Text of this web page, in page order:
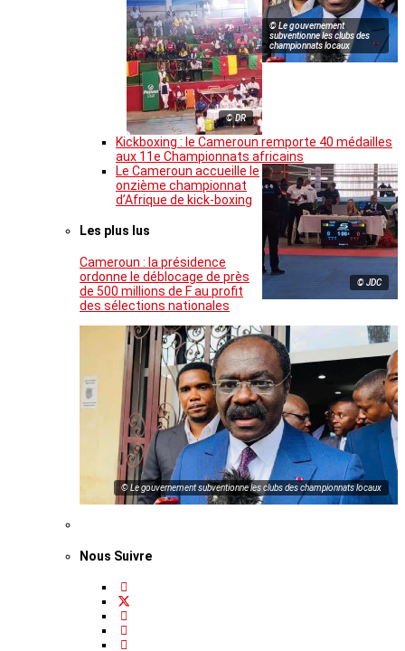
© Le gouvernement
subventionne les clubs des
championnats locaux
© DR
Kickboxing : le Cameroun remporte 40 médailles
aux 11e Championnats africains
© JDC
Le Cameroun accueille le
onzième championnat
d’Afrique de kick-boxing
Les plus lus
Cameroun : la présidence
ordonne le déblocage de près
de 500 millions de F au profit
des sélections nationales
© Le gouvernement subventionne les clubs des championnats locaux
Nous Suivre